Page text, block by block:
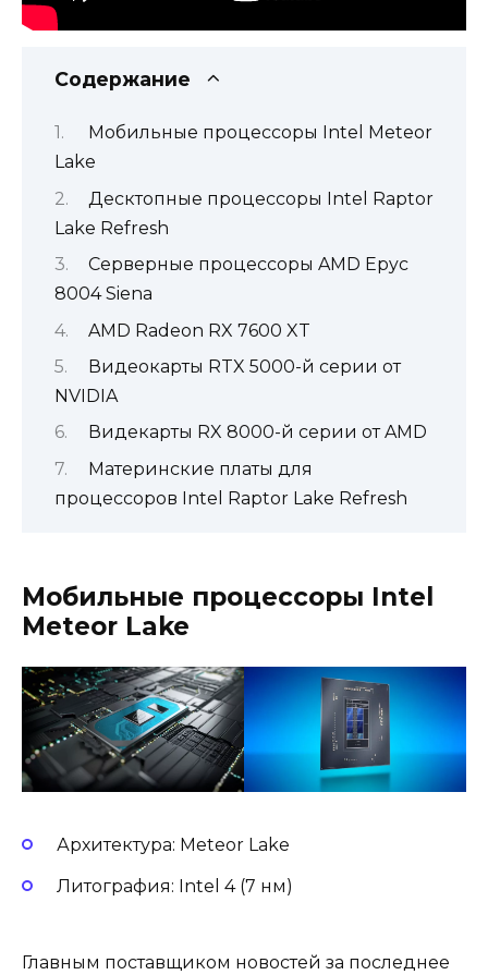
Содержание
Мобильные процессоры Intel Meteor
Lake
Десктопные процессоры Intel Raptor
Lake Refresh
Серверные процессоры AMD Epyc
8004 Siena
AMD Radeon RX 7600 XT
Видеокарты RTX 5000-й серии от
NVIDIA
Видекарты RX 8000-й серии от AMD
Материнские платы для
процессоров Intel Raptor Lake Refresh
Мобильные процессоры Intel
Meteor Lake
Архитектура: Meteor Lake
Литография: Intel 4 (7 нм)
Главным поставщиком новостей за последнее